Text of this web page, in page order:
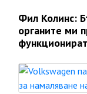
Фил Колинс:
органите ми
функционират